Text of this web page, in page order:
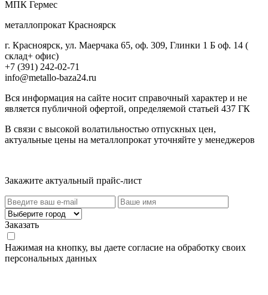
МПК Гермес
металлопрокат Красноярск
г. Красноярск, ул. Маерчака 65, оф. 309, Глинки 1 Б оф. 14 (
склад+ офис)
+7 (391) 242-02-71
info@metallo-baza24.ru
Вся информация на сайте носит справочный характер и не
является публичной офертой, определяемой статьей 437 ГК
В связи с высокой волатильностью отпускных цен,
актуальные цены на металлопрокат уточняйте у менеджеров
Закажите актуальный прайс-лист
Заказать
Нажимая на кнопку, вы даете согласие на обработку своих
персональных данных